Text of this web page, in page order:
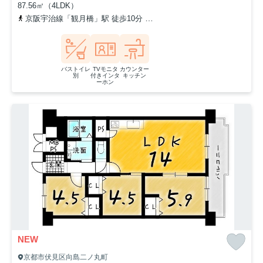
87.56㎡（4LDK）
京阪宇治線「観月橋」駅 徒歩10分
バストイレ
別
TVモニタ
付きインタ
ーホン
カウンター
キッチン
NEW
京都市伏見区向島二ノ丸町